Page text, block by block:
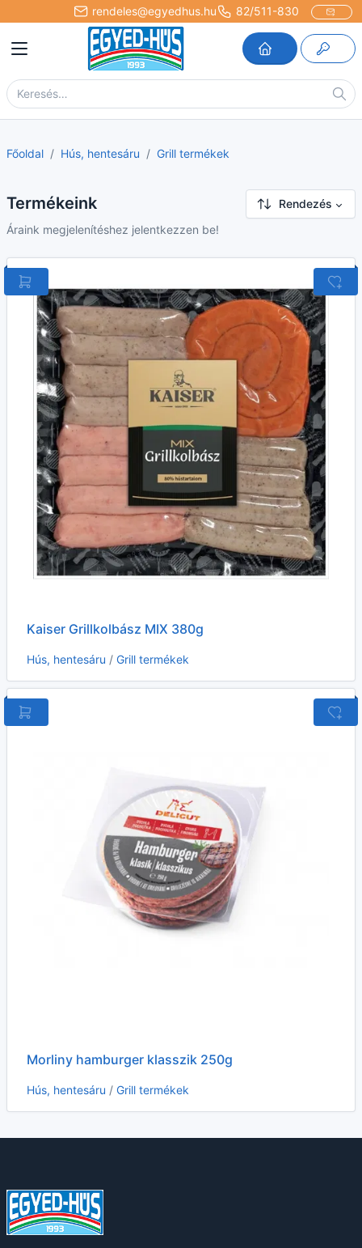
rendeles@egyedhus.hu 82/511-830
Főoldal Hús, hentesáru Grill termékek
Termékeink
Rendezés
Áraink megjelenítéshez jelentkezzen be!
Kaiser Grillkolbász MIX 380g
Hús, hentesáru / Grill termékek
Morliny hamburger klasszik 250g
Hús, hentesáru / Grill termékek